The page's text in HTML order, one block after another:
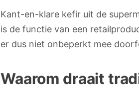
Kant-en-klare kefir uit de
is de functie van een
er dus niet onbeperkt mee
Waarom draait